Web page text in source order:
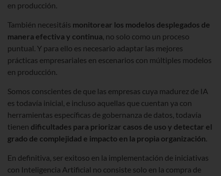
en producción.
También necesitáis monitorear los modelos desplegados de
manera efectiva y continua, no solo como un proceso
puntual. Y para ello es necesario adaptar las mejores
prácticas empresariales en escenarios con múltiples modelos
en producción.
Somos conscientes de que las empresas cuya madurez de IA
es todavía inicial, e incluso aquellas que cuentan ya con
herramientas específicas de gobernanza de datos, todavía
tienen dificultades para priorizar casos de uso y detectar el
grado de complejidad e impacto en la propia organización.
En definitiva, ser exitoso en la implementación de iniciativas
con Inteligencia Artificial no consiste solo en la compra de